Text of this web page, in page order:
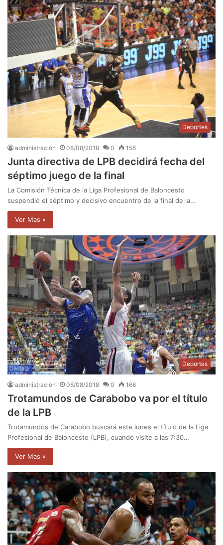
Deportes
administración 08/08/2018 0 156
Junta directiva de LPB decidirá fecha del
séptimo juego de la final
La Comisión Técnica de la Liga Profesional de Baloncesto
suspendió el séptimo y decisivo encuentro de la final de la…
Ver Mas »
Deportes
administración 06/08/2018 0 168
Trotamundos de Carabobo va por el título
de la LPB
Trotamundos de Carabobo buscará este lunes el título de la Liga
Profesional de Baloncesto (LPB), cuando visite a las 7:30…
Ver Mas »